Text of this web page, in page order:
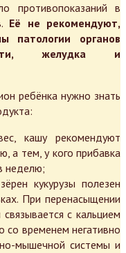
противопоказаний в
Её не рекомендуют,
патологии органов
желудка и
ребёнка нужно знать
кашу рекомендуют
а тем, у кого прибавка
неделю;
кукурузы полезен
При перенасыщении
с кальцием
со временем негативно
мышечной системы и